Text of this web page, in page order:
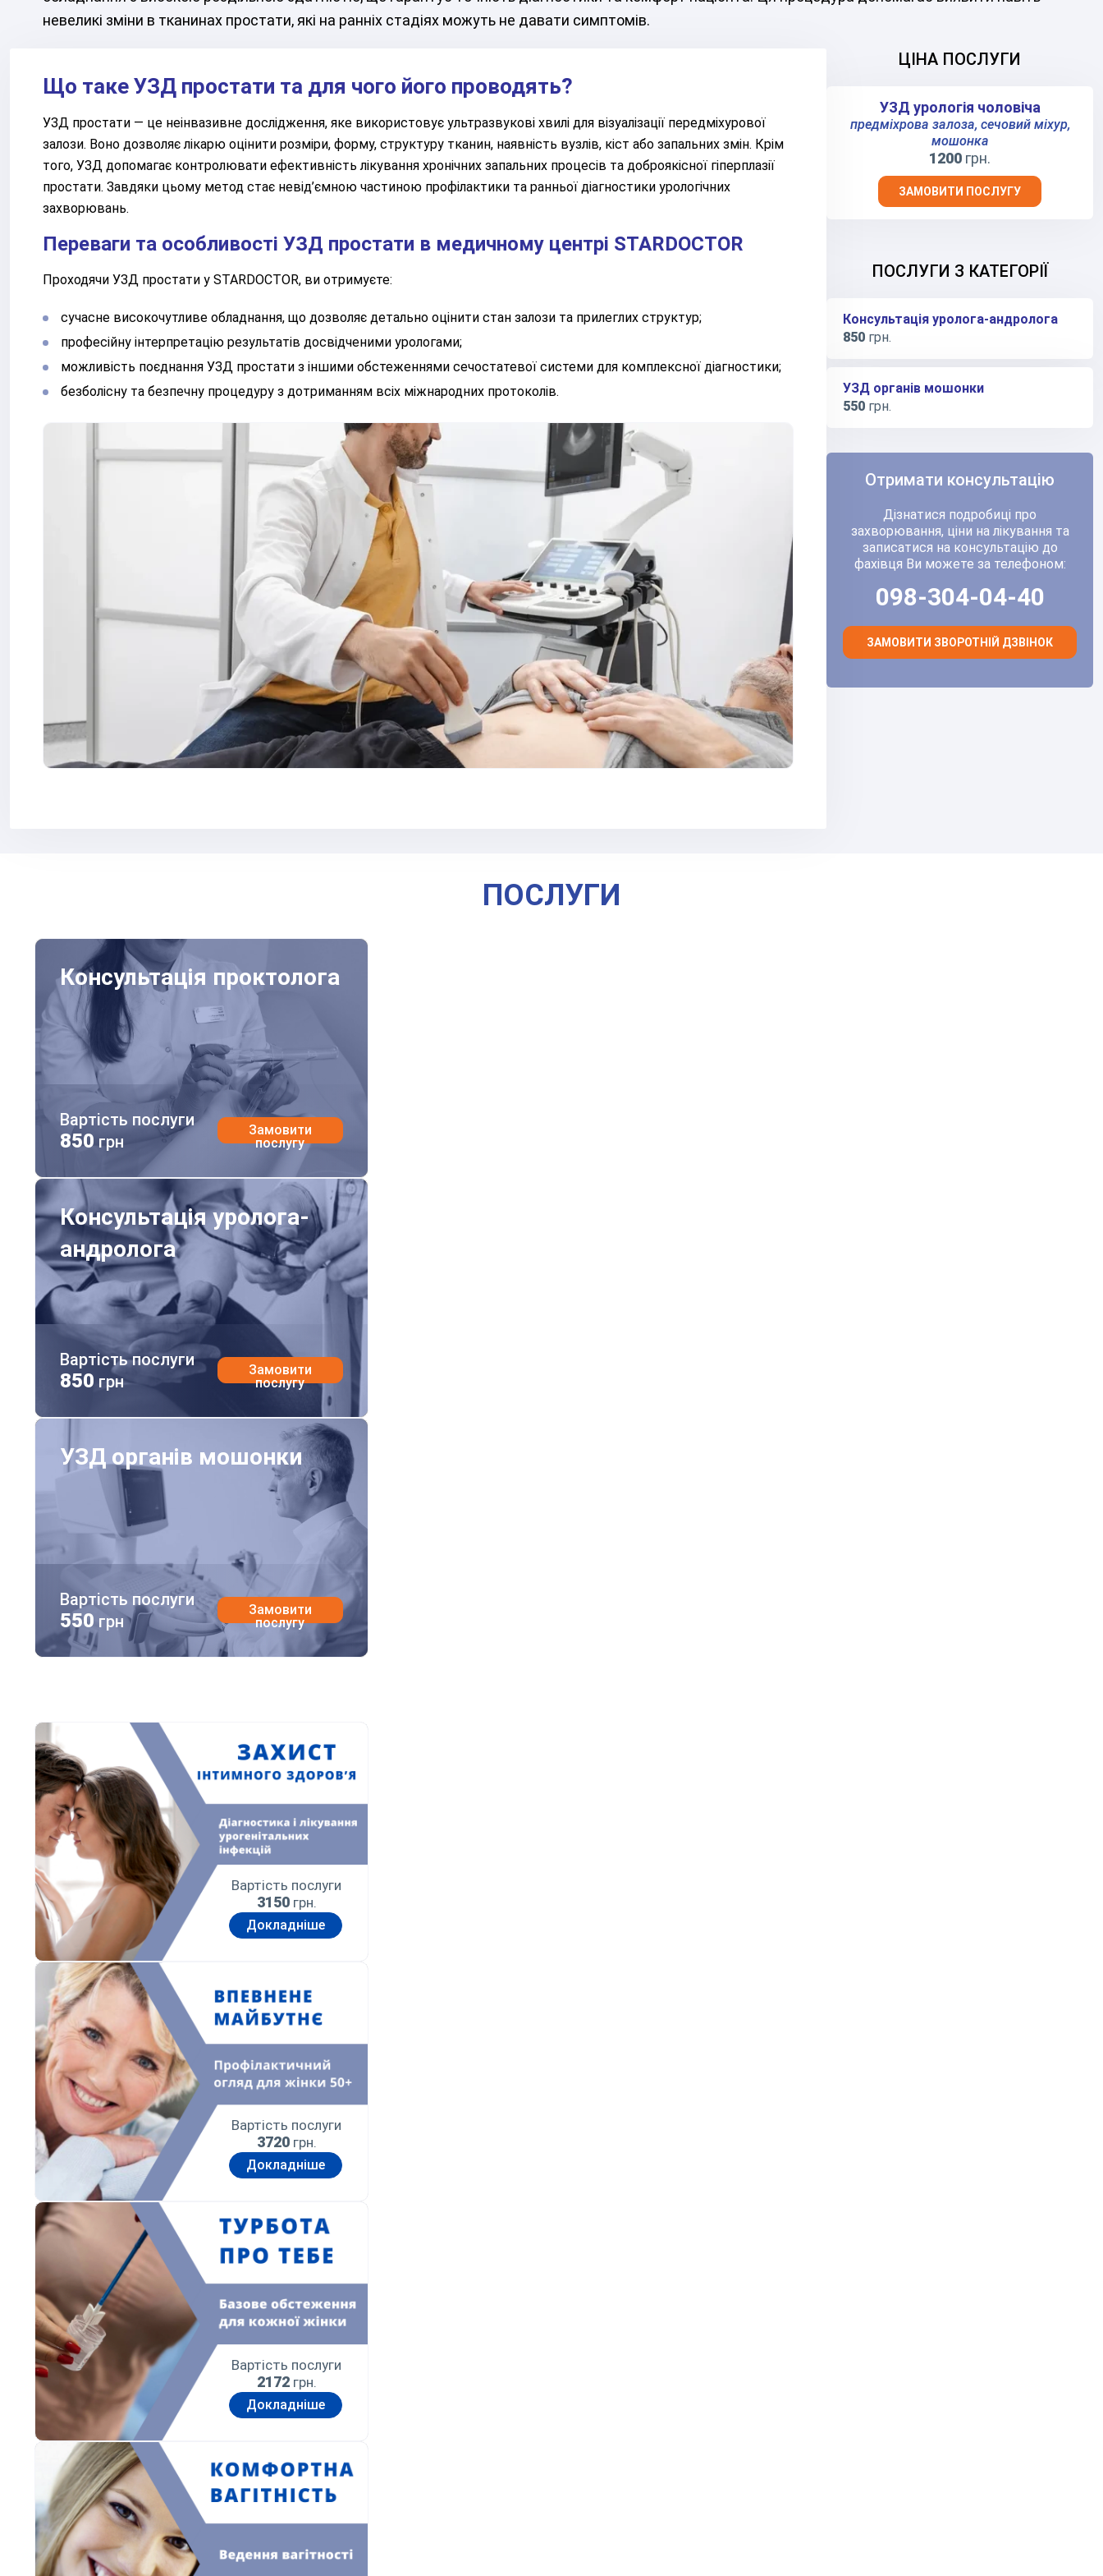
невеликі зміни в тканинах простати, які на ранніх стадіях можуть не давати симптомів.
Що таке УЗД простати та для чого його проводять?
УЗД простати — це неінвазивне дослідження, яке використовує ультразвукові хвилі для візуалізації передміхурової
залози. Воно дозволяє лікарю оцінити розміри, форму, структуру тканин, наявність вузлів, кіст або запальних змін. Крім
того, УЗД допомагає контролювати ефективність лікування хронічних запальних процесів та доброякісної гіперплазії
простати. Завдяки цьому метод стає невід’ємною частиною профілактики та ранньої діагностики урологічних
захворювань.
Переваги та особливості УЗД простати в медичному центрі STARDOCTOR
Проходячи УЗД простати у STARDOCTOR, ви отримуєте:
сучасне високочутливе обладнання, що дозволяє детально оцінити стан залози та прилеглих структур;
професійну інтерпретацію результатів досвідченими урологами;
можливість поєднання УЗД простати з іншими обстеженнями сечостатевої системи для комплексної діагностики;
безболісну та безпечну процедуру з дотриманням всіх міжнародних протоколів.
ЦІНА ПОСЛУГИ
УЗД урологія чоловіча
предміхрова залоза, сечовий міхур,
мошонка
1200 грн.
ЗАМОВИТИ ПОСЛУГУ
ПОСЛУГИ З КАТЕГОРІЇ
Консультація уролога-андролога
850 грн.
УЗД органів мошонки
550 грн.
Отримати консультацію
Дізнатися подробиці про
захворювання, ціни на лікування та
записатися на консультацію до
фахівця Ви можете за телефоном:
098-304-04-40
ЗАМОВИТИ ЗВОРОТНІЙ ДЗВІНОК
ПОСЛУГИ
Консультація проктолога
Консультація проктолога
Вартість послуги
850 грн
Замовити
послугу
Консультація уролога-андролога
Консультація уролога-
андролога
Вартість послуги
850 грн
Замовити
послугу
УЗД органів мошонки
УЗД органів мошонки
Вартість послуги
550 грн
Замовити
послугу
Захист інтимного здоров’я
Вартість послуги
3150грн.
Докладніше
Впевнене майбутнє
Вартість послуги
3720грн.
Докладніше
Турбота про тебе
Вартість послуги
2172грн.
Докладніше
Комфортна вагітність